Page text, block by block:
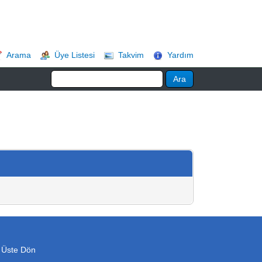
Arama Üye Listesi Takvim Yardım
Dön